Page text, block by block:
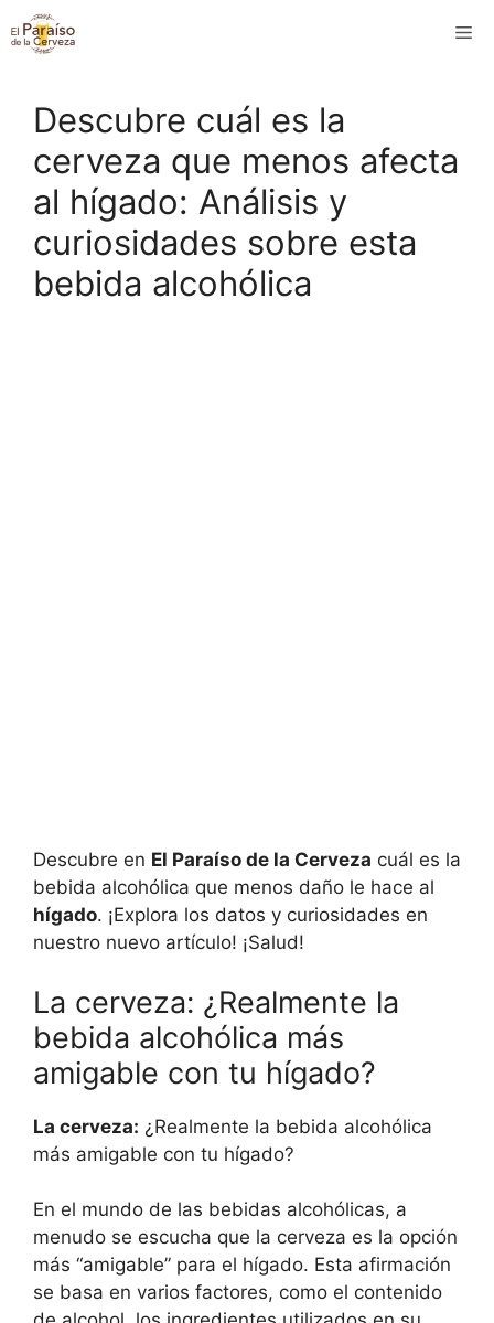
Saltar
al
Descubre cuál es la
cerveza que menos afecta
al hígado: Análisis y
curiosidades sobre esta
bebida alcohólica
Descubre en El Paraíso de la Cerveza cuál es la
bebida alcohólica que menos daño le hace al
hígado. ¡Explora los datos y curiosidades en
nuestro nuevo artículo! ¡Salud!
La cerveza: ¿Realmente la
bebida alcohólica más
amigable con tu hígado?
La cerveza: ¿Realmente la bebida alcohólica
más amigable con tu hígado?
En el mundo de las bebidas alcohólicas, a
menudo se escucha que la cerveza es la opción
más “amigable” para el hígado. Esta afirmación
se basa en varios factores, como el contenido